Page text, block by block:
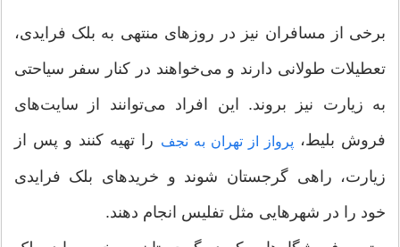
برخی از مسافران نیز در روزهای منتهی به بلک فرایدی،
تعطیلات طولانی دارند و می‌خواهند در کنار سفر سیاحتی
به زیارت نیز بروند. این افراد می‌توانند از سایت‌های
فروش بلیط، پرواز از تهران به نجف را تهیه کنند و پس از
زیارت، راهی گرجستان شوند و خریدهای بلک‌ فرایدی
خود را در شهرهایی مثل تفلیس انجام دهند.